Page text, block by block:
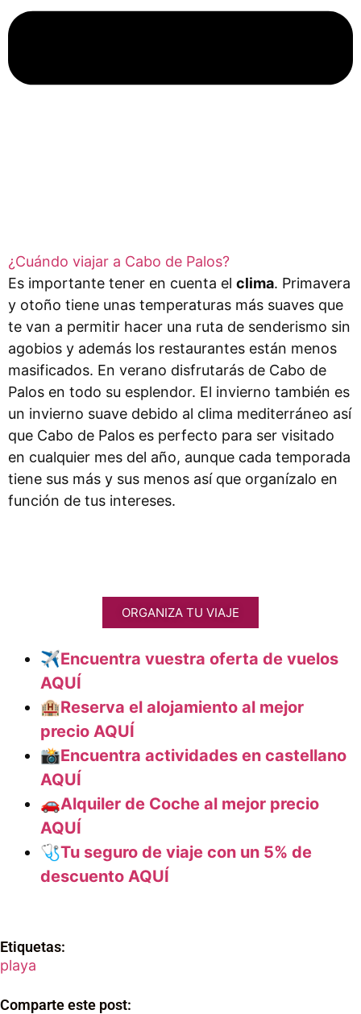
¿Cuándo viajar a Cabo de Palos?
Es importante tener en cuenta el clima. Primavera
y otoño tiene unas temperaturas más suaves que
te van a permitir hacer una ruta de senderismo sin
agobios y además los restaurantes están menos
masificados. En verano disfrutarás de Cabo de
Palos en todo su esplendor. El invierno también es
un invierno suave debido al clima mediterráneo así
que Cabo de Palos es perfecto para ser visitado
en cualquier mes del año, aunque cada temporada
tiene sus más y sus menos así que organízalo en
función de tus intereses.
ORGANIZA TU VIAJE
✈️Encuentra vuestra oferta de vuelos
AQUÍ
🏨Reserva el alojamiento al mejor
precio AQUÍ
📸Encuentra actividades en castellano
AQUÍ
🚗Alquiler de Coche al mejor precio
AQUÍ
🩺Tu seguro de viaje con un 5% de
descuento AQUÍ
Etiquetas:
playa
Comparte este post: